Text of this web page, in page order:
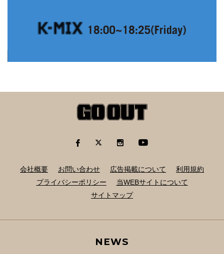
会社概要 お問い合わせ 広告掲載について
利用規約
プライバシーポリシー
当WEBサイトについて
サイトマップ
NEWS